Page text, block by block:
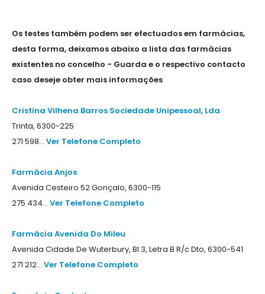
Os testes também podem ser efectuados em farmácias,
desta forma, deixamos abaixo a lista das farmácias
existentes no concelho - Guarda e o respectivo contacto
caso deseje obter mais informações
Cristina Vilhena Barros Sociedade Unipessoal, Lda
Trinta, 6300-225
271 598... Ver Telefone Completo
Farmácia Anjos
Avenida Cesteiro 52 Gonçalo, 6300-115
275 434... Ver Telefone Completo
Farmácia Avenida Do Mileu
Avenida Cidade De Wuterbury, Bl 3, Letra B R/c Dto, 6300-541
271 212... Ver Telefone Completo